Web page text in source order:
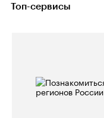
Топ-сервисы